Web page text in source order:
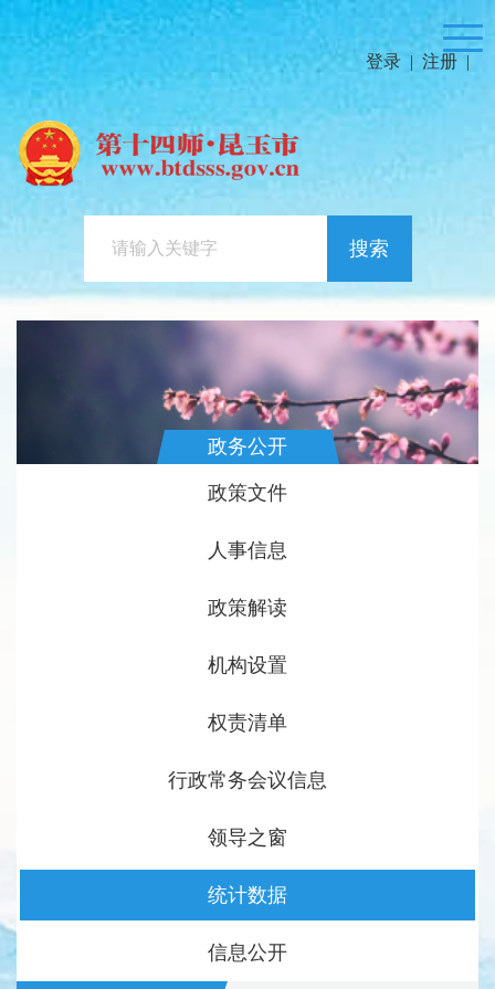
登录 | 注册 |
搜索
政务公开
政策文件
人事信息
政策解读
机构设置
权责清单
行政常务会议信息
领导之窗
统计数据
信息公开